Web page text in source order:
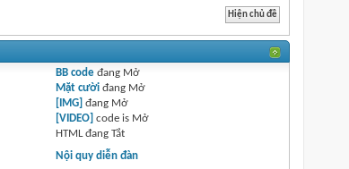
BB code đang Mở
Mặt cười đang Mở
[IMG] đang Mở
[VIDEO] code is Mở
HTML đangTắt
Nội quy diễn đàn